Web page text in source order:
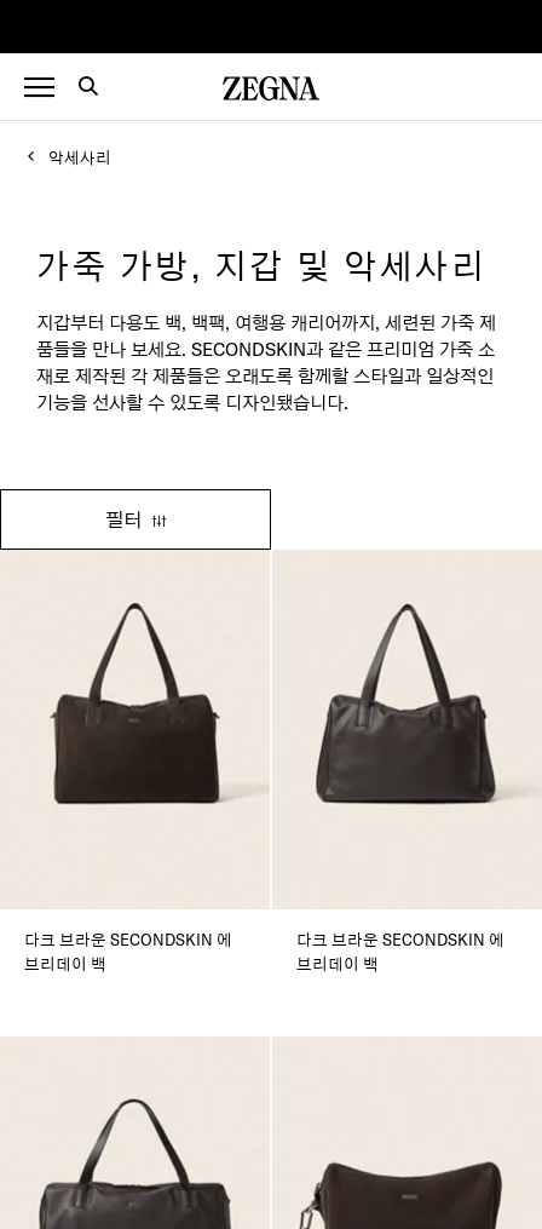
악세사리
가죽 가방, 지갑 및 악세사리
지갑부터 다용도 백, 백팩, 여행용 캐리어까지, 세련된 가죽 제
품들을 만나 보세요. SECONDSKIN과 같은 프리미엄 가죽 소
재로 제작된 각 제품들은 오래도록 함께할 스타일과 일상적인
기능을 선사할 수 있도록 디자인됐습니다.
필터
다크 브라운 SECONDSKIN 에
브리데이 백
다크 브라운 SECONDSKIN 에
브리데이 백